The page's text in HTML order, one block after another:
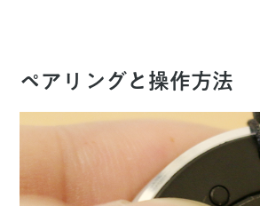
ペアリングと操作方法